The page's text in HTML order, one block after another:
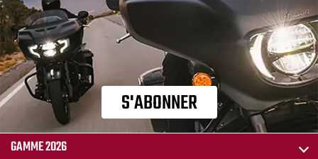
S'ABONNER
GAMME 2026